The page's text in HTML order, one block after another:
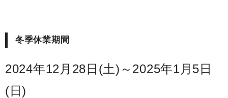
冬季休業期間
2024年12月28日(土)～2025年1月5日
(日)